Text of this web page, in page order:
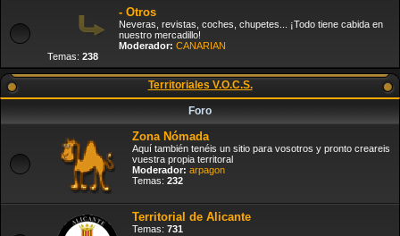
- Otros
Neveras, revistas, coches, chupetes... ¡Todo tiene cabida en
nuestro mercadillo!
Moderador: CANARIAN
Temas: 238
Territoriales V.O.C.S.
Foro
Zona Nómada
Aquí también tenéis un sitio para vosotros y pronto creareis
vuestra propia territoral
Moderador: arpagon
Temas: 232
Territorial de Alicante
Temas: 731